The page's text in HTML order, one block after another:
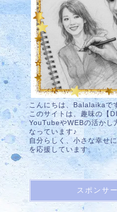
こんにちは、Balalaikaで
このサイトは、趣味の【
YouTubeやWEBの活かし
なっています♪
自分らしく、小さな幸せ
を応援しています。
スポンサ